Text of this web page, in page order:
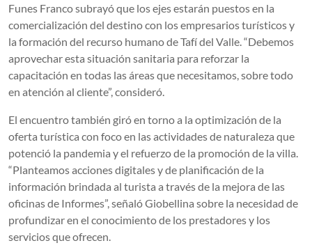
Funes Franco subrayó que los ejes estarán puestos en la
comercialización del destino con los empresarios turísticos y
la formación del recurso humano de Tafí del Valle. “Debemos
aprovechar esta situación sanitaria para reforzar la
capacitación en todas las áreas que necesitamos, sobre todo
en atención al cliente”, consideró.
El encuentro también giró en torno a la optimización de la
oferta turística con foco en las actividades de naturaleza que
potenció la pandemia y el refuerzo de la promoción de la villa.
“Planteamos acciones digitales y de planificación de la
información brindada al turista a través de la mejora de las
oficinas de Informes”, señaló Giobellina sobre la necesidad de
profundizar en el conocimiento de los prestadores y los
servicios que ofrecen.